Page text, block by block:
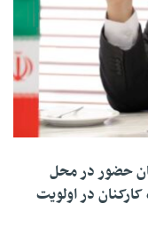
حضور در محل
در اولویت